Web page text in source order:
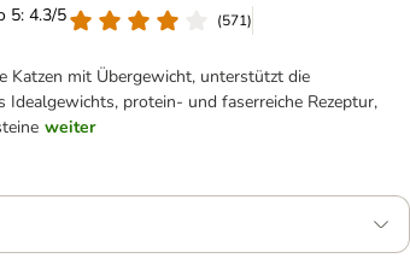
5: 4.3/5
(571)
Katzen mit Übergewicht, unterstützt die
Idealgewichts, protein- und faserreiche Rezeptur,
weiter